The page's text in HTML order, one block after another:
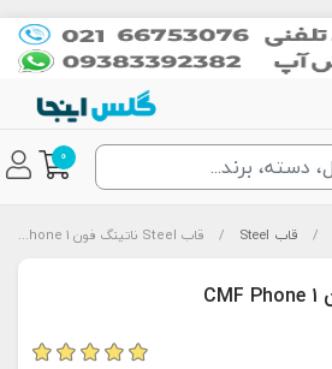
0
/ قاب Steel / قاب Steel ناتینگ فون CMF Phone 1